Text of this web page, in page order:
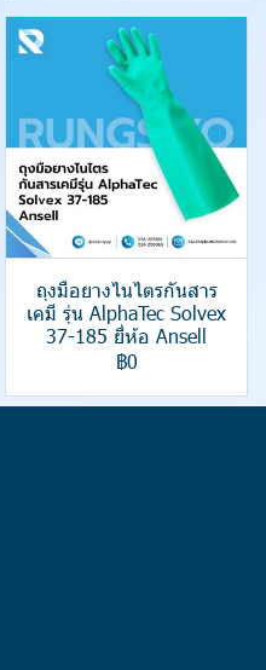
ถุงมือยางไนไตรกันสาร
เคมี รุ่น AlphaTec Solvex
37-185 ยี่ห้อ Ansell
฿0